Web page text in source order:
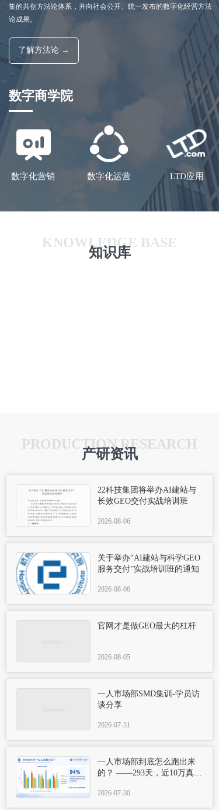
集的共创方法论体系，并向社会公开、统一发布的数字化经营方法
论成果。
了解方法论 →
数字商学院
数字化营销 数字化运营 LTD应用
KNOWLEDGE BASE
知识库
PRODUCTION RESEARCH
产研资讯
22科技集团将举办AI建站与
长效GEO交付实战培训班
2026-08-06
关于举办“AI建站与科学GEO
服务交付”实战培训班的通知
2026-08-06
官网才是做GEO最大的杠杆
2026-08-05
一人市场部SMD集训-学员访
谈分享
2026-07-31
一人市场部到底怎么跑出来
的？ ——293天，近10万真实
2026-07-30